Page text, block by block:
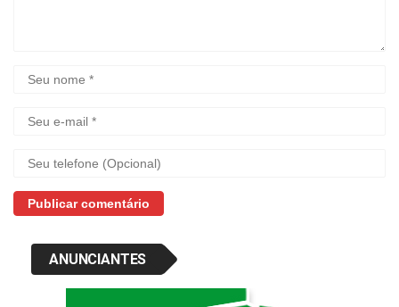
ANUNCIANTES